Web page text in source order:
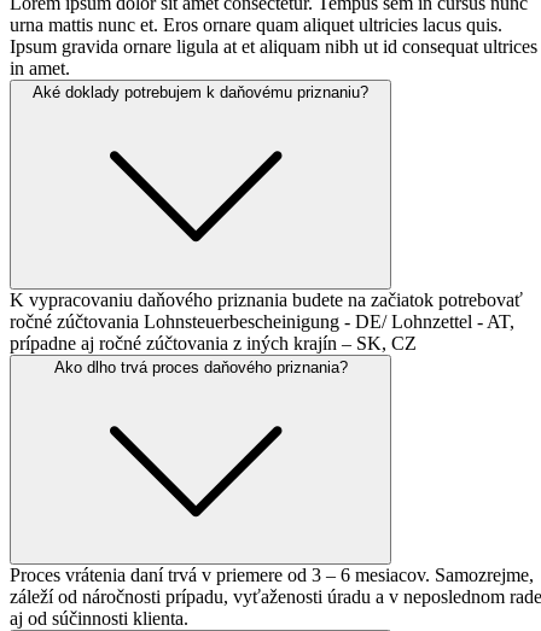
urna mattis nunc et. Eros ornare quam aliquet ultricies lacus quis.
Ipsum gravida ornare ligula at et aliquam nibh ut id consequat ultrices
in amet.
Aké doklady potrebujem k daňovému priznaniu?
K vypracovaniu daňového priznania budete na začiatok potrebovať
ročné zúčtovania Lohnsteuerbescheinigung - DE/ Lohnzettel - AT,
prípadne aj ročné zúčtovania z iných krajín – SK, CZ
Ako dlho trvá proces daňového priznania?
Proces vrátenia daní trvá v priemere od 3 – 6 mesiacov. Samozrejme,
záleží od náročnosti prípadu, vyťaženosti úradu a v neposlednom rade
aj od súčinnosti klienta.